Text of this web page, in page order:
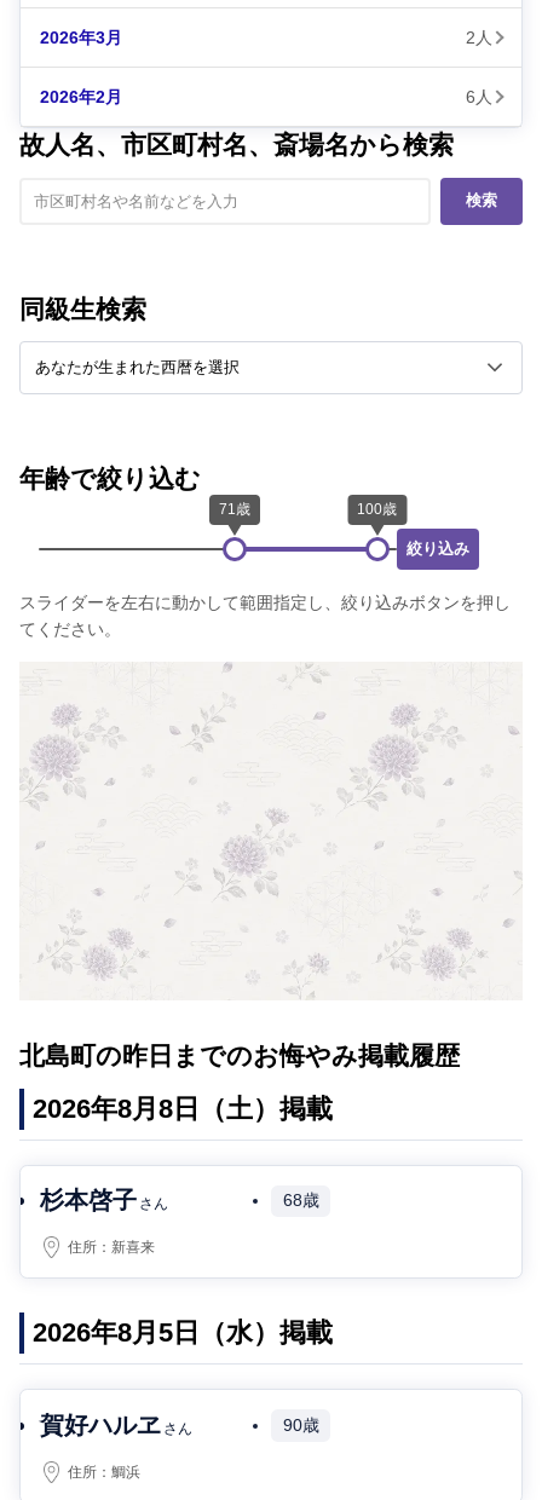
2026年3月 2人
2026年2月 6人
故人名、市区町村名、斎場名から検索
検索
同級生検索
年齢で絞り込む
絞り込み
スライダーを左右に動かして範囲指定し、絞り込みボタンを押し
てください。
北島町の昨日までのお悔やみ掲載履歴
2026年8月8日（土）掲載
杉本啓子 さん 68歳
住所： 新喜来
2026年8月5日（水）掲載
賀好ハルヱ さん 90歳
住所：鯛浜